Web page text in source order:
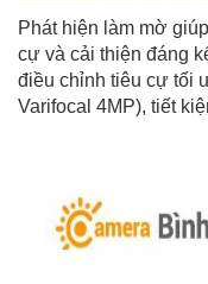
Phát hiện làm mờ
cự và cải thiện đáng
điều chỉnh tiêu cự tối
Varifocal 4MP), tiết